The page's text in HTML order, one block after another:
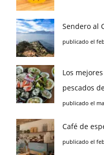
Sendero al
publicado el
Los
pescados
publicado el
Café de
publicado el